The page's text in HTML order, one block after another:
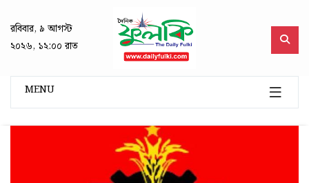
রবিবার, ৯ আগস্ট
২০২৬, ১২:০০ রাত
MENU